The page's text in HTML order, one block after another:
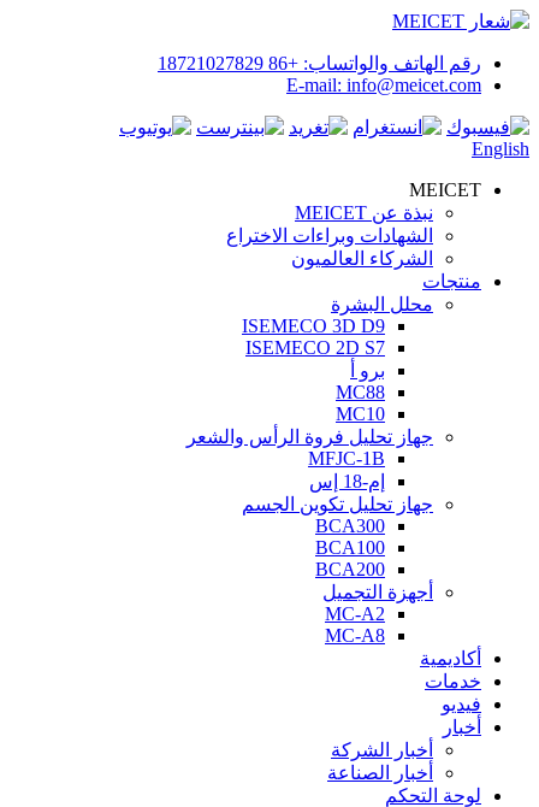
رقم الهاتف والواتساب: +86 18721027829
E-mail: info@meicet.com
English
MEICET
نبذة عن MEICET
الشهادات وبراءات الاختراع
الشركاء العالميون
منتجات
محلل البشرة
ISEMECO 3D D9
ISEMECO 2D S7
برو أ
MC88
MC10
جهاز تحليل فروة الرأس والشعر
MFJC-1B
إم-18 إس
جهاز تحليل تكوين الجسم
BCA300
BCA100
BCA200
أجهزة التجميل
MC-A2
MC-A8
أكاديمية
خدمات
فيديو
أخبار
أخبار الشركة
أخبار الصناعة
لوحة التحكم